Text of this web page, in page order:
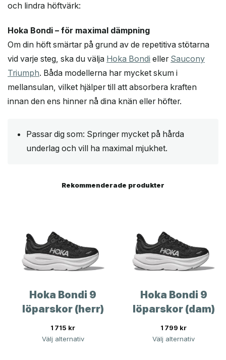
och lindra höftvärk:
Hoka Bondi – för maximal dämpning
Om din höft smärtar på grund av de repetitiva stötarna
vid varje steg, ska du välja Hoka Bondi eller Saucony
Triumph. Båda modellerna har mycket skum i
mellansulan, vilket hjälper till att absorbera kraften
innan den ens hinner nå dina knän eller höfter.
Passar dig som: Springer mycket på hårda
underlag och vill ha maximal mjukhet.
Rekommenderade produkter
Hoka Bondi 9
löparskor (herr)
1 715 kr
Välj alternativ
Hoka Bondi 9
löparskor (dam)
1 799 kr
Välj alternativ